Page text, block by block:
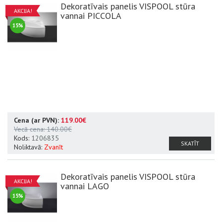
AKCIJA!
15%
Dekoratīvais panelis VISPOOL stūra
vannai PICCOLA
Cena (ar PVN): 119.00€
Vecā cena:140.00€
Kods: 1206835
Noliktavā: Zvanīt SKATĪT
AKCIJA!
15%
Dekoratīvais panelis VISPOOL stūra
vannai LAGO